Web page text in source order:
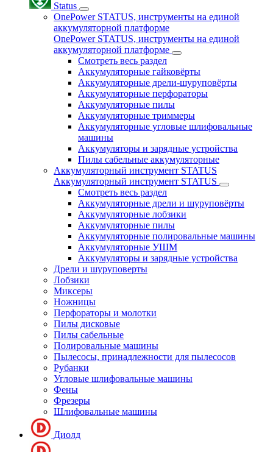
Status
OnePower STATUS, инструменты на единой
аккумуляторной платформе
OnePower STATUS, инструменты на единой
аккумуляторной платформе
Смотреть весь раздел
Аккумуляторные гайковёрты
Аккумуляторные дрели-шуруповёрты
Аккумуляторные перфораторы
Аккумуляторные пилы
Аккумуляторные триммеры
Аккумуляторные угловые шлифовальные
машины
Аккумуляторы и зарядные устройства
Пилы сабельные аккумуляторные
Аккумуляторный инструмент STATUS
Аккумуляторный инструмент STATUS
Смотреть весь раздел
Аккумуляторные дрели и шуруповёрты
Аккумуляторные лобзики
Аккумуляторные пилы
Аккумуляторные полировальные машины
Аккумуляторные УШМ
Аккумуляторы и зарядные устройства
Дрели и шуруповерты
Лобзики
Миксеры
Ножницы
Перфораторы и молотки
Пилы дисковые
Пилы сабельные
Полировальные машины
Пылесосы, принадлежности для пылесосов
Рубанки
Угловые шлифовальные машины
Фены
Фрезеры
Шлифовальные машины
Диолд